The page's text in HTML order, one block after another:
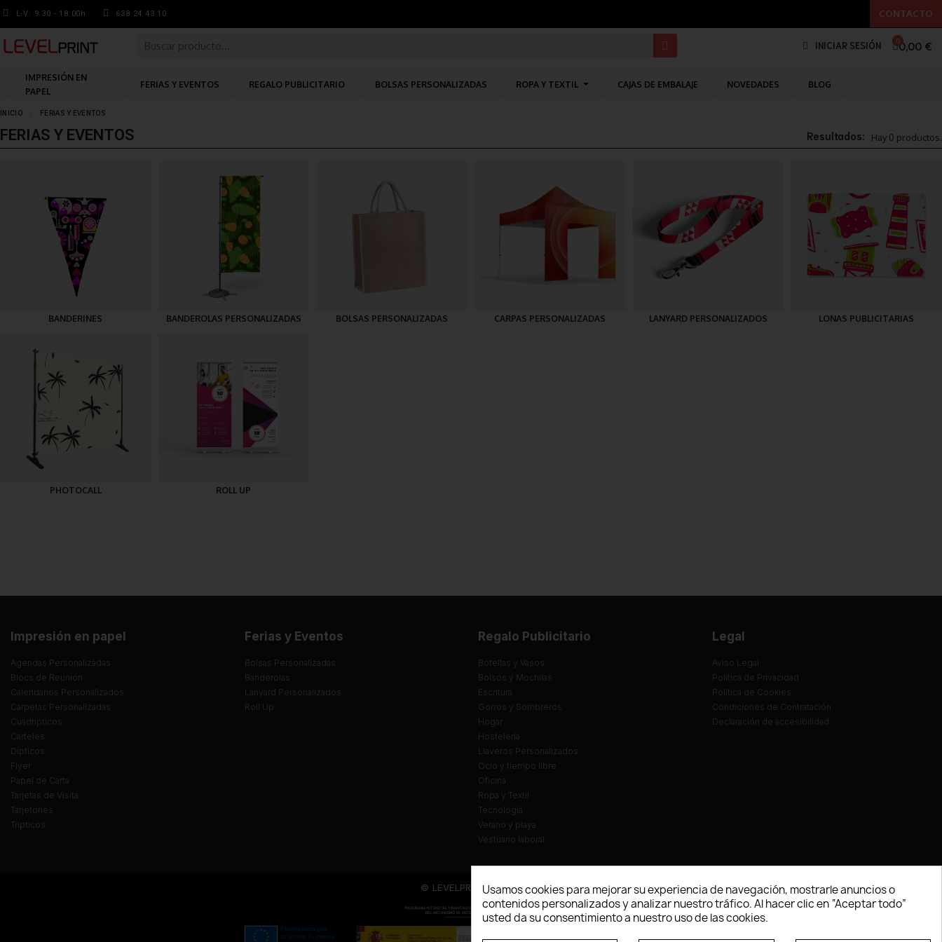
L-V: 9.30 - 18:00h 638 24 43 10 CONTACTO
INICIAR SESIÓN 0,00 €
IMPRESIÓN EN
PAPEL
FERIAS Y EVENTOS REGALO PUBLICITARIO BOLSAS PERSONALIZADAS ROPA Y TEXTIL CAJAS DE EMBALAJE NOVEDADES BLOG
INICIO FERIAS Y EVENTOS
FERIAS Y EVENTOS Resultados: Hay 0 productos.
BANDERINES BANDEROLAS PERSONALIZADAS BOLSAS PERSONALIZADAS CARPAS PERSONALIZADAS LANYARD PERSONALIZADOS LONAS PUBLICITARIAS
PHOTOCALL ROLL UP
Impresión en papel
Agendas Personalizadas
Blocs de Reunión
Calendarios Personalizados
Carpetas Personalizadas
Cuadrípticos
Carteles
Dípticos
Flyer
Papel de Carta
Tarjetas de Visita
Tarjetones
Trípticos
Ferias y Eventos
Bolsas Personalizadas
Banderolas
Lanyard Personalizados
Roll Up
Regalo Publicitario
Botellas y Vasos
Bolsos y Mochilas
Escritura
Gorros y Sombreros
Hogar
Hostelería
Llaveros Personalizados
Ocio y tiempo libre
Oficina
Ropa y Textil
Tecnología
Verano y playa
Vestuario laboral
Legal
Aviso Legal
Política de Privacidad
Política de Cookies
Condiciones de Contratación
Declaración de accesibilidad
© LEVELPRINT - 2026Usamos cookies para mejorar su experiencia de navegación, mostrarle anuncios o
contenidos personalizados y analizar nuestro tráfico. Al hacer clic en “Aceptar todo”
usted da su consentimiento a nuestro uso de las cookies.